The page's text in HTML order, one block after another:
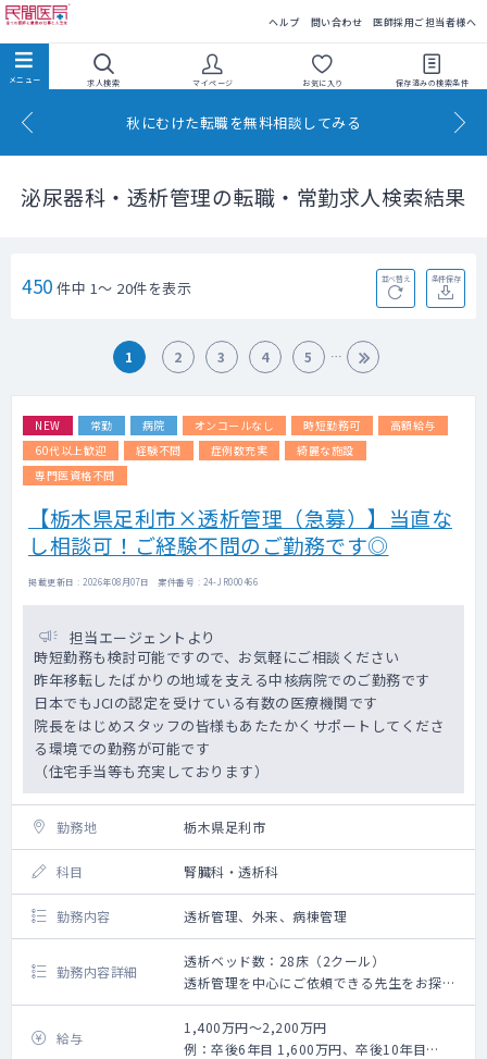
ヘルプ 問い合わせ 医師採用ご担当者様へ
求人検索 マイページ お気に入り 保存済みの検索条件
秋にむけた転職を無料相談してみる
泌尿器科・透析管理の転職・常勤求人検索結果
450 件中 1～ 20件を表示 並べ替え 条件保存
1 2 3 4 5
NEW 常勤 病院 オンコールなし 時短勤務可
高額給与
60代以上歓迎
経験不問 症例数充実
綺麗な施設
専門医資格不問
【栃木県足利市×透析管理（急募）】当直な
し相談可！ご経験不問のご勤務です◎
掲載更新日 : 2026年08月07日 案件番号 : 24-JR000466
担当エージェントより
時短勤務も検討可能ですので、お気軽にご相談ください
昨年移転したばかりの地域を支える中核病院でのご勤務です
日本でもJCIの認定を受けている有数の医療機関です
院長をはじめスタッフの皆様もあたたかくサポートしてくださ
る環境での勤務が可能です
（住宅手当等も充実しております）
勤務地 栃木県足利市
科目 腎臓科・透析科
勤務内容 透析管理、外来、病棟管理
勤務内容詳細
透析ベッド数：28床（2クール）
透析管理を中心にご依頼できる先生をお探し
しています
※病棟管理や外来については先生のご希望に
添って調整可能です
給与
1,400万円～2,200万円
例：卒後6年目 1,600万円、卒後10年目